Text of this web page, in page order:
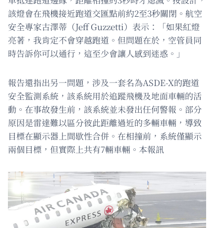
該燈會在飛機接近跑道交匯點前約2至3秒關閉。航空
安全專家古澤蒂（Jeff Guzzetti）表示：「如果紅燈
亮著，我肯定不會穿越跑道。但問題在於，空管員同
時告訴你可以通行，這至少會讓人感到迷惑。」
報告還指出另一問題，涉及一套名為ASDE-X的跑道
安全監測系統，該系統用於追蹤飛機及地面車輛的活
動。在事故發生前，該系統並未發出任何警報。部分
原因是雷達難以區分彼此距離過近的多輛車輛，導致
目標在顯示器上間歇性合併。在相撞前，系統僅顯示
兩個目標，但實際上共有7輛車輛。本報訊